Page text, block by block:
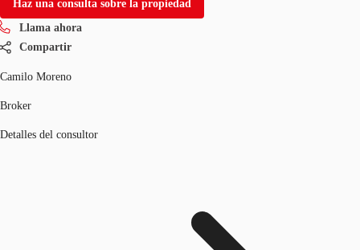
Haz una consulta sobre la propiedad
Llama ahora
Compartir
Camilo Moreno
Broker
Detalles del consultor